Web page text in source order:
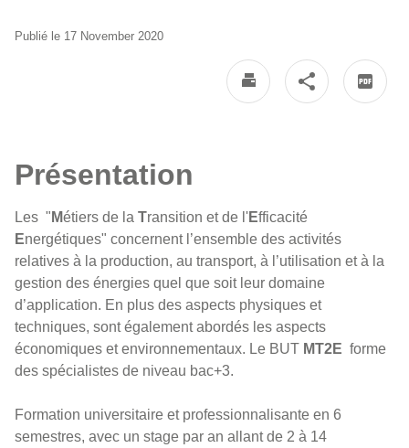
Publié le 17 November 2020
Présentation
Les " Métiers de la Transition et de l'Efficacité
Energétiques" concernent l’ensemble des activités
relatives à la production, au transport, à l’utilisation et à la
gestion des énergies quel que soit leur domaine
d’application. En plus des aspects physiques et
techniques, sont également abordés les aspects
économiques et environnementaux. Le BUT MT2E forme
des spécialistes de niveau bac+3.
Formation universitaire et professionnalisante en 6
semestres, avec un stage par an allant de 2 à 14